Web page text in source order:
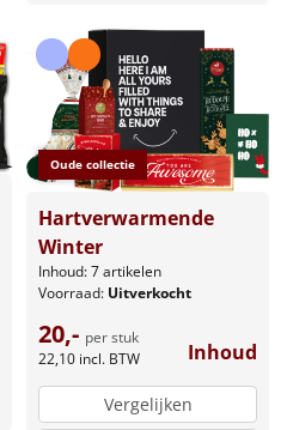
Oude collectie
Hartverwarmende
Winter
Inhoud: 7 artikelen
Voorraad: Uitverkocht
20,- per stuk
22,10 incl. BTW Inhoud
Vergelijken